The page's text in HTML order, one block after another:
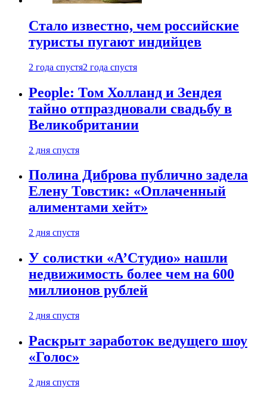
Стало известно, чем российские
туристы пугают индийцев
2 года спустя2 года спустя
People: Том Холланд и Зендея
тайно отпраздновали свадьбу в
Великобритании
2 дня спустя
Полина Диброва публично задела
Елену Товстик: «Оплаченный
алиментами хейт»
2 дня спустя
У солистки «А’Студио» нашли
недвижимость более чем на 600
миллионов рублей
2 дня спустя
Раскрыт заработок ведущего шоу
«Голос»
2 дня спустя